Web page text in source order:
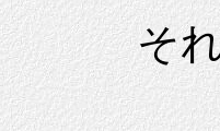
それも